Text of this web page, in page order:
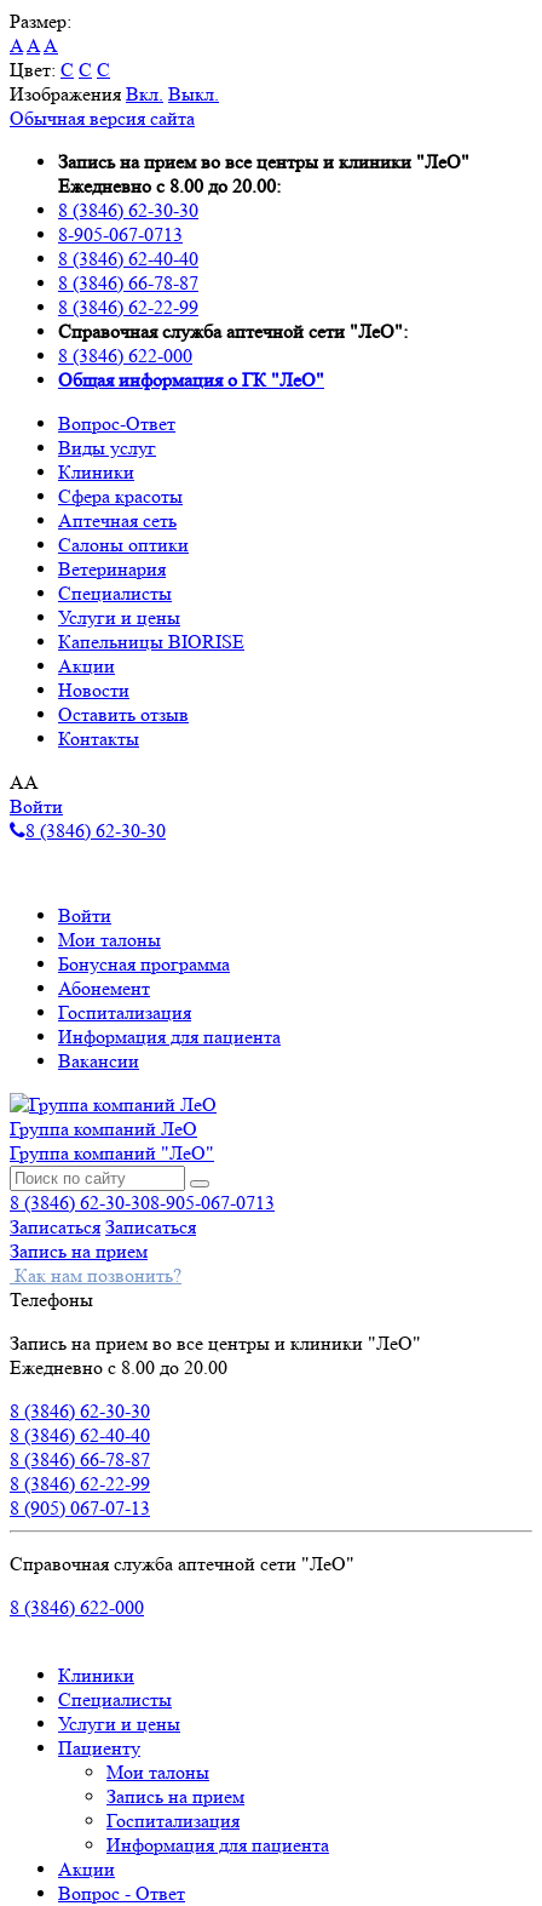
Размер:
AAA
Цвет: C C C
Изображения Вкл. Выкл.
Обычная версия сайта
Запись на прием во все центры и клиники "ЛеО"
Ежедневно с 8.00 до 20.00:
8 (3846) 62-30-30
8-905-067-0713
8 (3846) 62-40-40
8 (3846) 66-78-87
8 (3846) 62-22-99
Справочная служба аптечной сети "ЛеО":
8 (3846) 622-000
Oбщая информация о ГК "ЛеО"
Вопрос-Ответ
Виды услуг
Клиники
Сфера красоты
Аптечная сеть
Салоны оптики
Ветеринария
Специалисты
Услуги и цены
Капельницы BIORISE
Акции
Новости
Оставить отзыв
Контакты
AA
Войти
8 (3846) 62-30-30
Войти
Мои талоны
Бонусная программа
Абонемент
Госпитализация
Информация для пациента
Вакансии
Группа компаний ЛеО
Группа компаний "ЛеО"
8 (3846) 62-30-308-905-067-0713
Записаться Записаться
Запись на прием
Как нам позвонить?
Телефоны
Запись на прием во все центры и клиники "ЛеО"
Ежедневно с 8.00 до 20.00
8 (3846) 62-30-30
8 (3846) 62-40-40
8 (3846) 66-78-87
8 (3846) 62-22-99
8 (905) 067-07-13
Справочная служба аптечной сети "ЛеО"
8 (3846) 622-000
Клиники
Специалисты
Услуги и цены
Пациенту
Мои талоны
Запись на прием
Госпитализация
Информация для пациента
Акции
Вопрос - Ответ